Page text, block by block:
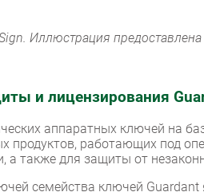
Иллюстрация
и лицензирования
аппаратных ключей на
продуктов, работающих под
а также для защиты от
семейства ключей Guardant